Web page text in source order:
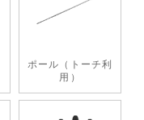
ポール（トーチ利
用）